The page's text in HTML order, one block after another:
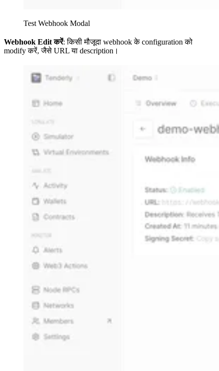
Test Webhook Modal
Webhook Edit करें: किसी मौजूदा webhook के configuration को
modify करें, जैसे URL या description।